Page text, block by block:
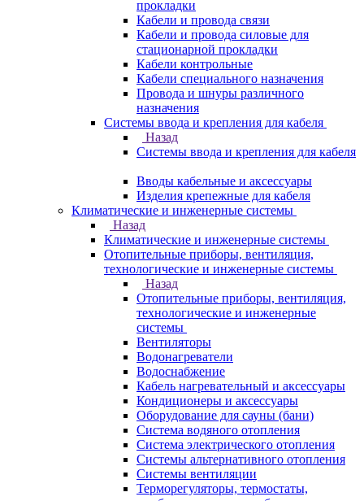
прокладки
Кабели и провода связи
Кабели и провода силовые для
стационарной прокладки
Кабели контрольные
Кабели специального назначения
Провода и шнуры различного
назначения
Системы ввода и крепления для кабеля
Назад
Системы ввода и крепления для кабеля
Вводы кабельные и аксессуары
Изделия крепежные для кабеля
Климатические и инженерные системы
Назад
Климатические и инженерные системы
Отопительные приборы, вентиляция,
технологические и инженерные системы
Назад
Отопительные приборы, вентиляция,
технологические и инженерные
системы
Вентиляторы
Водонагреватели
Водоснабжение
Кабель нагревательный и аксессуары
Кондиционеры и аксессуары
Оборудование для сауны (бани)
Система водяного отопления
Система электрического отопления
Системы альтернативного отопления
Системы вентиляции
Терморегуляторы, термостаты,